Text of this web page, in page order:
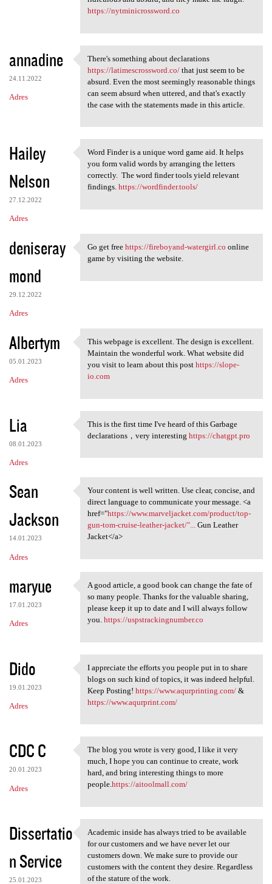
https://nytminicrossword.co
annadine
24.11.2022
Adres
There's something about
There's something about declarations
https://latimescrossword.co/that just seem to be
absurd. Even the most seemingly reasonable things
can seem absurd when uttered, and that's exactly
the case with the statements made in this article.
Hailey
Nelson
27.12.2022
Adres
Word Finder is a unique word
Word Finder is a unique word game aid. It helps
you form valid words by arranging the letters
correctly. The word finder tools yield relevant
findings. https://wordfinder.tools/
deniseray
mond
29.12.2022
Adres
Go get free https:/
Go get free https://fireboyand-watergirl.co online
game by visiting the website.
Albertym
05.01.2023
Adres
This webpage is excellent.
This webpage is excellent. The design is excellent.
Maintain the wonderful work. What website did
you visit to learn about this post https://slope-
io.com
Lia
08.01.2023
Adres
This is the first time I've
This is the first time I've heard of this Garbage
declarations，very interesting https://chatgpt.pro
Sean
Jackson
14.01.2023
Adres
Your content is well written.
Your content is well written. Use clear, concise, and
direct language to communicate your message. <a
href="https://www.marveljacket.com/product/top-
gun-tom-cruise-leather-jacket/"...Gun Leather
Jacket</a>
maryue
17.01.2023
Adres
A good article, a good book
A good article, a good book can change the fate of
so many people. Thanks for the valuable sharing,
please keep it up to date and I will always follow
you. https://uspstrackingnumber.co
Dido
19.01.2023
Adres
I appreciate the efforts you
I appreciate the efforts you people put in to share
blogs on such kind of topics, it was indeed helpful.
Keep Posting! https://www.aqurprinting.com/&
https://www.aqurprint.com/
CDC C
20.01.2023
Adres
The blog you wrote is very
The blog you wrote is very good, I like it very
much, I hope you can continue to create, work
hard, and bring interesting things to more
people.https://aitoolmall.com/
Dissertatio
n Service
25.01.2023
Academic inside has always
Academic inside has always tried to be available
for our customers and we have never let our
customers down. We make sure to provide our
customers with the content they desire. Regardless
of the stature of the work.